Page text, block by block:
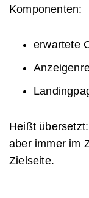
Komponenten:
erwartete
Heißt
aber immer im
Zielseite.